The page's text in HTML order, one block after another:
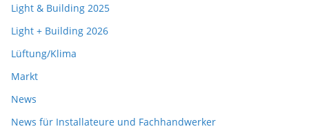
Light & Building 2025
Light + Building 2026
Lüftung/Klima
Markt
News
News für Installateure und Fachhandwerker